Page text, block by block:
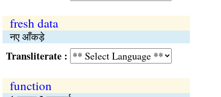
fresh data
नए आँकड़े
:
function